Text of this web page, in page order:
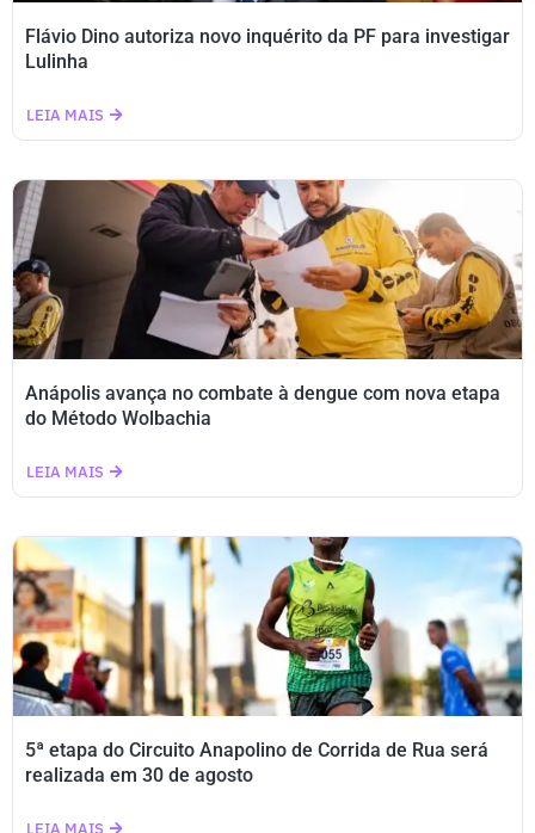
Flávio Dino autoriza novo inquérito da PF para investigar
Lulinha
LEIA MAIS
Anápolis avança no combate à dengue com nova etapa
do Método Wolbachia
LEIA MAIS
5ª etapa do Circuito Anapolino de Corrida de Rua será
realizada em 30 de agosto
LEIA MAIS